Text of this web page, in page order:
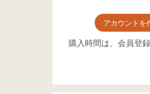
アカウントを
購入時間は、会員登